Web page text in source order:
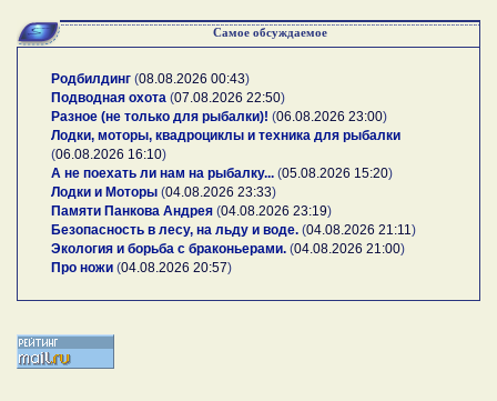
Самое обсуждаемое
Родбилдинг (08.08.2026 00:43)
Подводная охота (07.08.2026 22:50)
Разное (не только для рыбалки)! (06.08.2026 23:00)
Лодки, моторы, квадроциклы и техника для рыбалки
(06.08.2026 16:10)
А не поехать ли нам на рыбалку... (05.08.2026 15:20)
Лодки и Моторы (04.08.2026 23:33)
Памяти Панкова Андрея (04.08.2026 23:19)
Безопасность в лесу, на льду и воде. (04.08.2026 21:11 )
Экология и борьба с браконьерами. (04.08.2026 21:00)
Про ножи (04.08.2026 20:57)